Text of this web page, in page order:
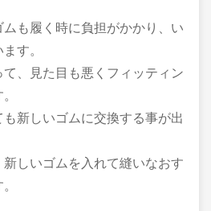
も履く時に負担がかかり、い
す。
、見た目も悪くフィッティン
新しいゴムに交換する事が出
新しいゴムを入れて縫いなおす